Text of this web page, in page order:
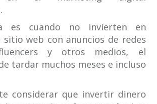
es cuando no invierten en
sitio web con anuncios de redes
y otros medios, el
tardar muchos meses e incluso
considerar que invertir dinero